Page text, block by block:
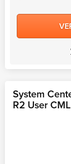
System
R2 User CML